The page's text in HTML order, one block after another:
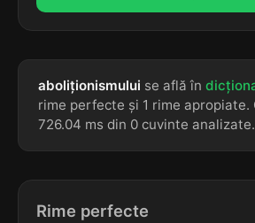
aboliționismului se află în
rime perfecte și 1 rime apropiate.
726.04 ms din 0 cuvinte analizate.
Rime perfecte